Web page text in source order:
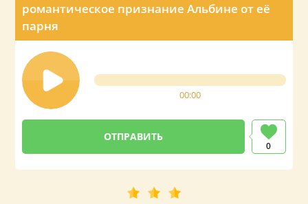
романтическое признание Альбине от её
парня
00:00
0